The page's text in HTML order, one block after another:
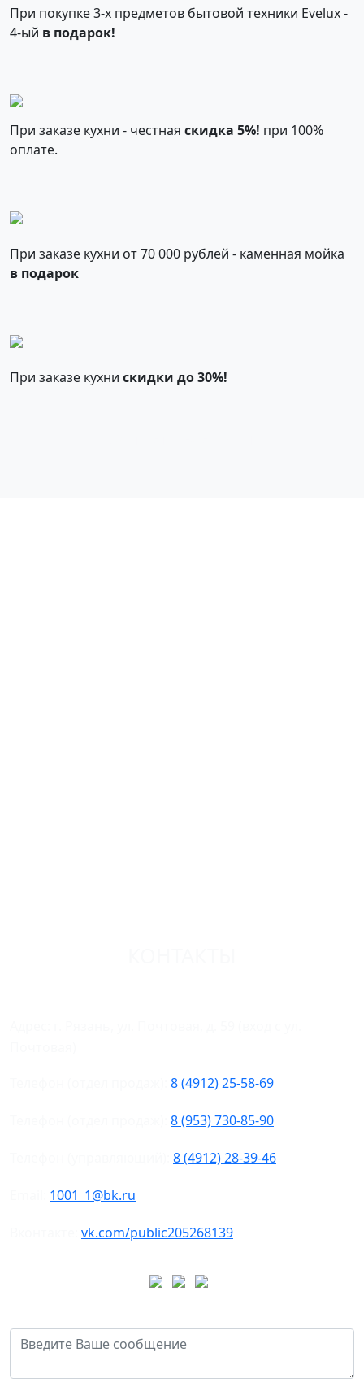
При покупке 3-х предметов бытовой техники Evelux -
4-ый в подарок!
При заказе кухни - честная скидка 5%! при 100%
оплате.
При заказе кухни от 70 000 рублей - каменная мойка
в подарок
При заказе кухни скидки до 30%!
8 (4912) 25-58-69
8 (953) 730-85-90
8 (4912) 28-39-46
1001_1@bk.ru
vk.com/public205268139